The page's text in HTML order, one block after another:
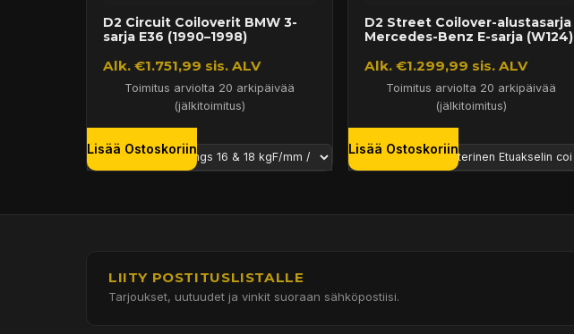
D2 Circuit Coiloverit BMW 3-
sarja E36 (1990–1998)
Alk. €1.751,99 sis. ALV
Toimitus arviolta 20 arkipäivää
(jälkitoimitus)
Lisää Ostoskoriin
D2 Street Coilover-alustasarja
Mercedes-Benz E-sarja (W124)
Alk. €1.299,99 sis. ALV
Toimitus arviolta 20 arkipäivää
(jälkitoimitus)
Lisää Ostoskoriin
LIITY POSTITUSLISTALLE
Tarjoukset, uutuudet ja vinkit suoraan sähköpostiisi.